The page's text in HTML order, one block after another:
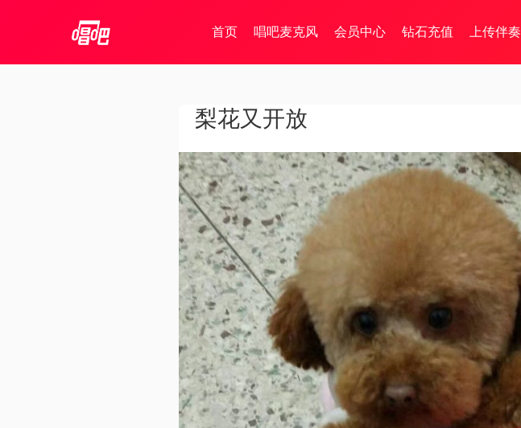
首页 唱吧麦克风 会员中心 钻石充值 上传伴奏
梨花又开放